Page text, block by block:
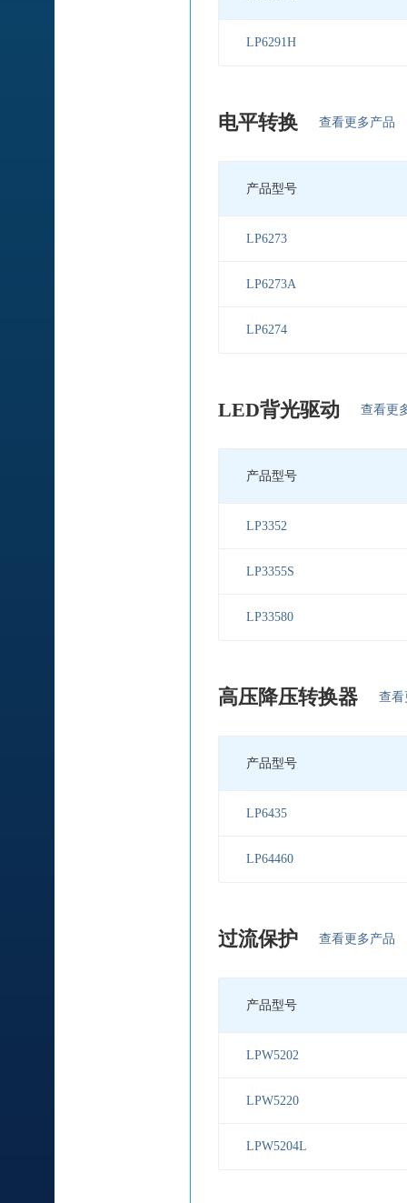
LP6291H
电平转换 查看更多产品
产品型号
LP6273
LP6273A
LP6274
LED背光驱动 查看更
产品型号
LP3352
LP3355S
LP33580
高压降压转换器 查看
产品型号
LP6435
LP64460
过流保护 查看更多产品
产品型号
LPW5202
LPW5220
LPW5204L